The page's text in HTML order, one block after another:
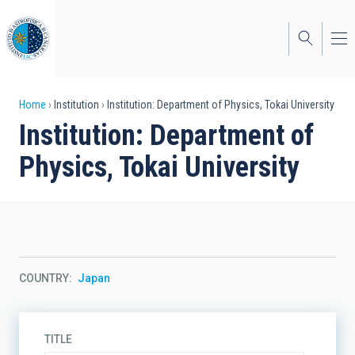
to
main
content
Breadcrumb
Home Institution Institution: Department of Physics, Tokai University
Institution: Department of
Physics, Tokai University
COUNTRY Japan
TITLE